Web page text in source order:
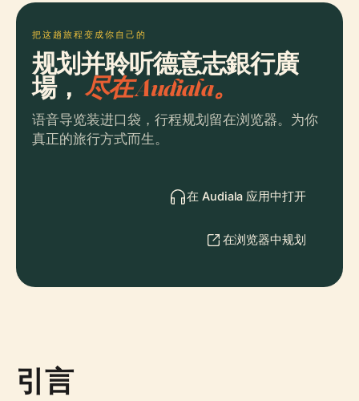
把这趟旅程变成你自己的
规划并聆听德意志銀行廣
場， 尽在 Audiala。
语音导览装进口袋，行程规划留在浏览器。为你
真正的旅行方式而生。
在 Audiala 应用中打开
在浏览器中规划
引言